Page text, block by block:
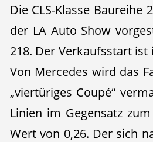
Die CLS-Klasse
der LA Auto Show
218. Der Verkaufsstart
Von Mercedes wird das
„viertüriges Coupé“
Linien im Gegensatz
Wert von 0,26. Der sich